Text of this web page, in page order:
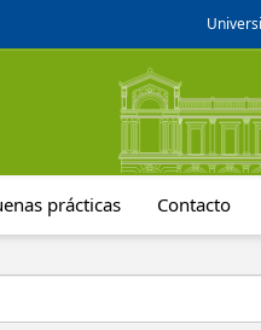
prácticas Contacto